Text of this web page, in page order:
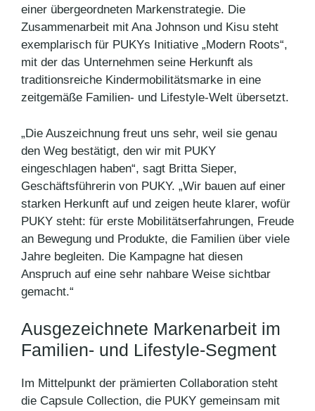
einer übergeordneten Markenstrategie. Die
Zusammenarbeit mit Ana Johnson und Kisu steht
exemplarisch für PUKYs Initiative „Modern Roots“,
mit der das Unternehmen seine Herkunft als
traditionsreiche Kindermobilitätsmarke in eine
zeitgemäße Familien- und Lifestyle-Welt übersetzt.
„Die Auszeichnung freut uns sehr, weil sie genau
den Weg bestätigt, den wir mit PUKY
eingeschlagen haben“, sagt Britta Sieper,
Geschäftsführerin von PUKY. „Wir bauen auf einer
starken Herkunft auf und zeigen heute klarer, wofür
PUKY steht: für erste Mobilitätserfahrungen, Freude
an Bewegung und Produkte, die Familien über viele
Jahre begleiten. Die Kampagne hat diesen
Anspruch auf eine sehr nahbare Weise sichtbar
gemacht.“
Ausgezeichnete Markenarbeit im
Familien- und Lifestyle-Segment
Im Mittelpunkt der prämierten Collaboration steht
die Capsule Collection, die PUKY gemeinsam mit